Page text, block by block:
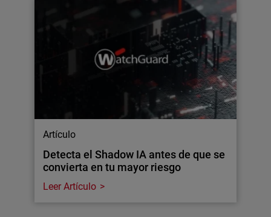
Artículo
Detecta el Shadow IA antes de que se
convierta en tu mayor riesgo
Leer Artículo